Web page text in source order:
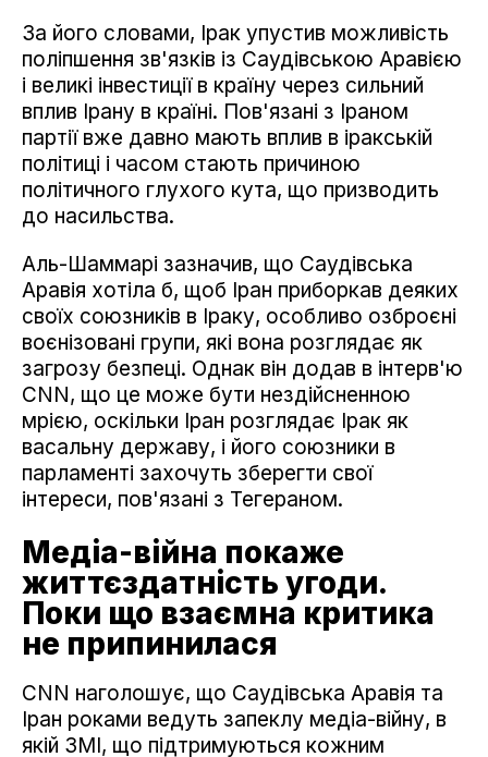
За його словами, Ірак упустив можливість
поліпшення зв'язків із Саудівською Аравією
і великі інвестиції в країну через сильний
вплив Ірану в країні. Пов'язані з Іраном
партії вже давно мають вплив в іракській
політиці і часом стають причиною
політичного глухого кута, що призводить
до насильства.
Аль-Шаммарі зазначив, що Саудівська
Аравія хотіла б, щоб Іран приборкав деяких
своїх союзників в Іраку, особливо озброєні
воєнізовані групи, які вона розглядає як
загрозу безпеці. Однак він додав в інтерв'ю
СNN, що це може бути нездійсненною
мрією, оскільки Іран розглядає Ірак як
васальну державу, і його союзники в
парламенті захочуть зберегти свої
інтереси, пов'язані з Тегераном.
Медіа-війна покаже
життєздатність угоди.
Поки що взаємна критика
не припинилася
СNN наголошує, що Саудівська Аравія та
Іран роками ведуть запеклу медіа-війну, в
якій ЗМІ, що підтримуються кожним